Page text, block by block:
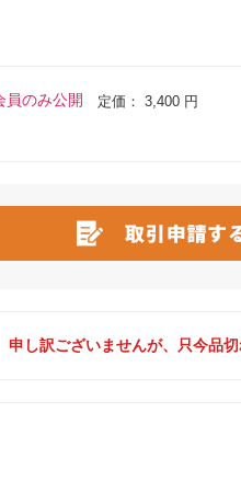
員のみ公開 定価： 3,400 円
申し訳ございませんが、只今品切